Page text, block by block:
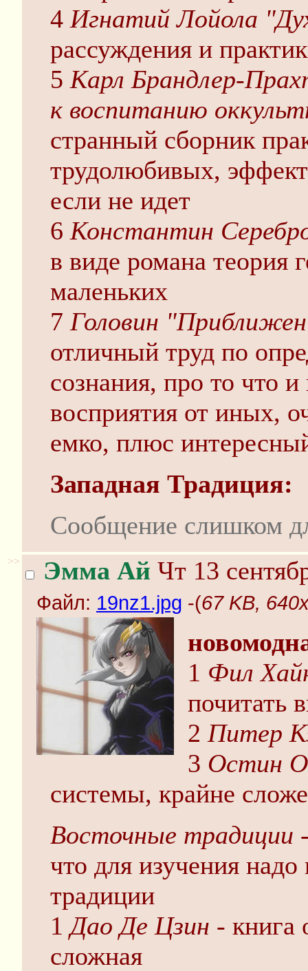
4 Игнатий Лойола
рассуждения и
5 Карл Брандлер-
к воспитанию
странный сборник
трудолюбивых,
если не идет
6 Константин
в виде романа теория
маленьких
7 Головин
отличный труд по
сознания, про то что
восприятия от иных,
емко, плюс
Западная Традиция:
Сообщение слишком
>> Эмма Ай Чт 13
Файл: 19nz1.jpg -(67 KB,
1 Фил
почитать
2 Питер
3 Остин
системы, крайне
Восточные традиции
что для изучения
традиции
1Дао Де Цзин - книга
сложная